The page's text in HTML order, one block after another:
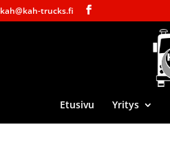
kah@kah-trucks.fi
Etusivu Yritys